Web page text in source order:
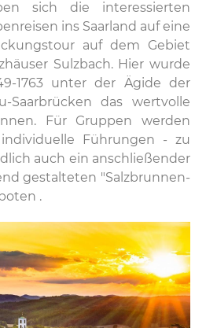
sich die interessierten
ins Saarland auf eine
auf dem Gebiet
Sulzbach. Hier wurde
1763 unter der Ägide der
Saarbrücken das wertvolle
Für Gruppen werden
Führungen - zu
auch ein anschließender
gestalteten "Salzbrunnen-
.